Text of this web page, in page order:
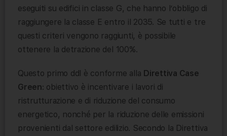
eseguiti su edifici in classe G, che hanno l’obbligo di
raggiungere la classe E entro il 2035. Se tutti e tre
questi criteri vengono raggiunti, è possibile
ottenere la detrazione del 100%.
Questo primo ddl è conforme alla Direttiva Case
Green: obiettivo è incentivare i lavori di
ristrutturazione e di riduzione del consumo
energetico, nonché per la riduzione delle emissioni
provenienti dal settore edilizio. Secondo la Direttiva